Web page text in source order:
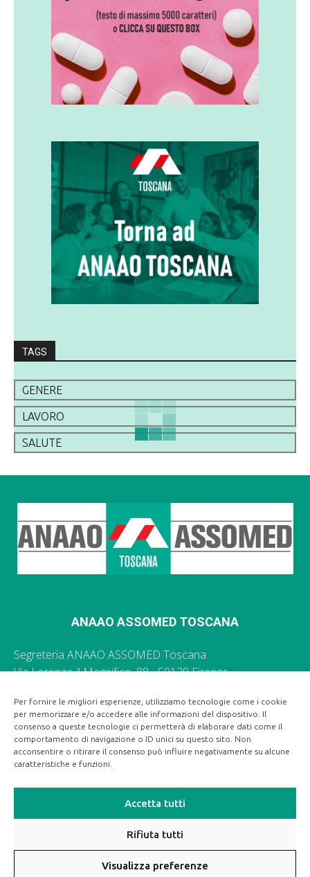
Per fornire le migliori esperienze, utilizziamo tecnologie come i cookie
per memorizzare e/o accedere alle informazioni del dispositivo. Il
consenso a queste tecnologie ci permetterà di elaborare dati come il
comportamento di navigazione o ID unici su questo sito. Non
acconsentire o ritirare il consenso può influire negativamente su alcune
caratteristiche e funzioni.
Accetta tutti
Rifiuta tutti
Visualizza preferenze
TAGS
GENERE
LAVORO
SALUTE
ANAAO ASSOMED TOSCANA
Segreteria ANAAO ASSOMED Toscana
Via Lorenzo il Magnifico, 88 - 50129 Firenze
Ufficio Stampa Regionale ANAAO ASSOMED Toscana
055 496035 - segr.toscana@anaao.it